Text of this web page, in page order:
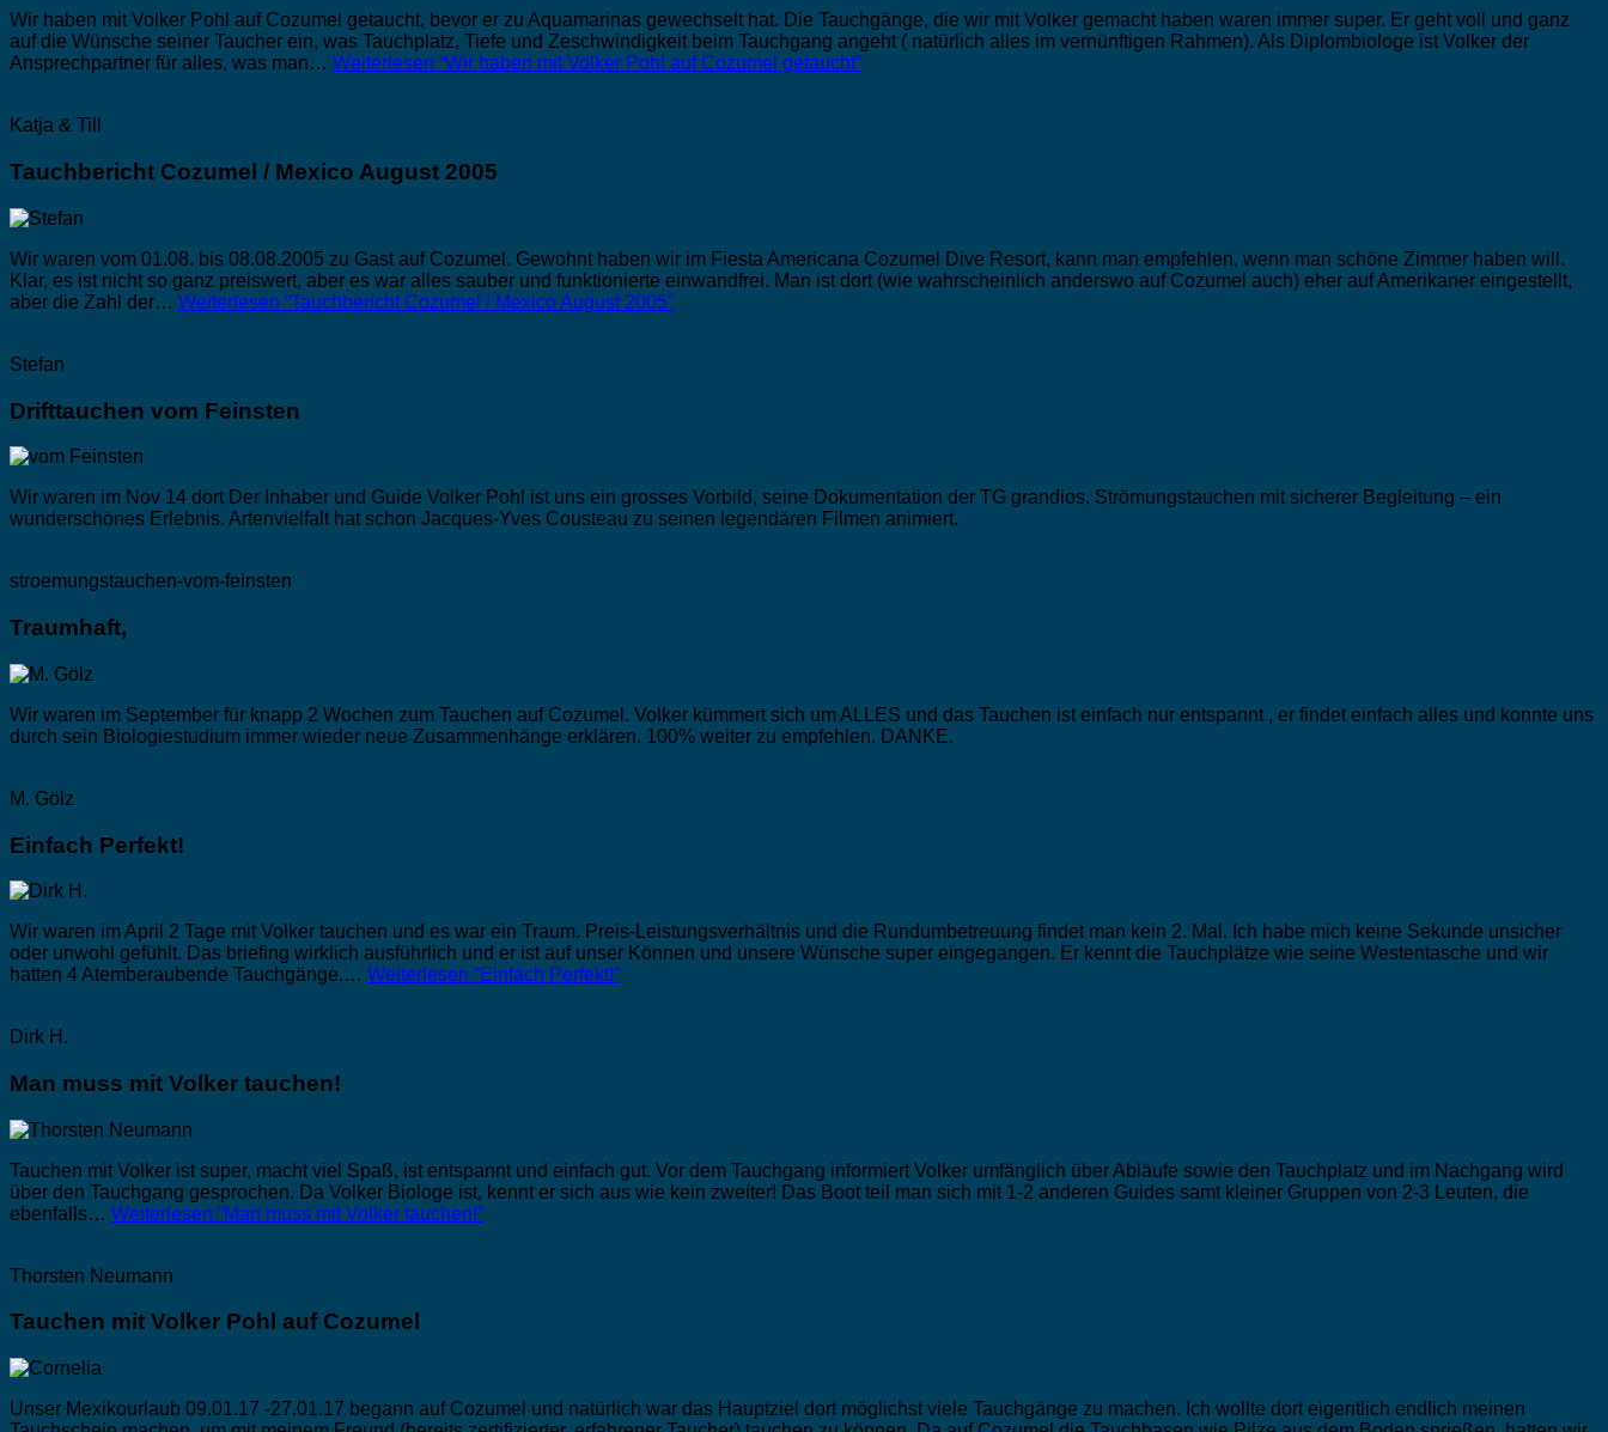
Wir haben mit Volker Pohl auf Cozumel getaucht, bevor er zu Aquamarinas gewechselt hat. Die Tauchgänge, die wir mit Volker gemacht haben waren immer super. Er geht voll und ganz
auf die Wünsche seiner Taucher ein, was Tauchplatz, Tiefe und Zeschwindigkeit beim Tauchgang angeht ( natürlich alles im vernünftigen Rahmen). Als Diplombiologe ist Volker der
Ansprechpartner für alles, was man… Weiterlesen “Wir haben mit Volker Pohl auf Cozumel getaucht”
Katja & Till
Tauchbericht Cozumel / Mexico August 2005
Wir waren vom 01.08. bis 08.08.2005 zu Gast auf Cozumel. Gewohnt haben wir im Fiesta Americana Cozumel Dive Resort, kann man empfehlen, wenn man schöne Zimmer haben will.
Klar, es ist nicht so ganz preiswert, aber es war alles sauber und funktionierte einwandfrei. Man ist dort (wie wahrscheinlich anderswo auf Cozumel auch) eher auf Amerikaner eingestellt,
aber die Zahl der… Weiterlesen “Tauchbericht Cozumel / Mexico August 2005”
Stefan
Drifttauchen vom Feinsten
Wir waren im Nov 14 dort Der Inhaber und Guide Volker Pohl ist uns ein grosses Vorbild, seine Dokumentation der TG grandios. Strömungstauchen mit sicherer Begleitung – ein
wunderschönes Erlebnis. Artenvielfalt hat schon Jacques-Yves Cousteau zu seinen legendären Filmen animiert.
stroemungstauchen-vom-feinsten
Traumhaft,
Wir waren im September für knapp 2 Wochen zum Tauchen auf Cozumel. Volker kümmert sich um ALLES und das Tauchen ist einfach nur entspannt , er findet einfach alles und konnte uns
durch sein Biologiestudium immer wieder neue Zusammenhänge erklären. 100% weiter zu empfehlen. DANKE.
M. Gölz
Einfach Perfekt!
Wir waren im April 2 Tage mit Volker tauchen und es war ein Traum. Preis-Leistungsverhältnis und die Rundumbetreuung findet man kein 2. Mal. Ich habe mich keine Sekunde unsicher
oder unwohl gefühlt. Das briefing wirklich ausführlich und er ist auf unser Können und unsere Wünsche super eingegangen. Er kennt die Tauchplätze wie seine Westentasche und wir
hatten 4 Atemberaubende Tauchgänge.… Weiterlesen “Einfach Perfekt!”
Dirk H.
Man muss mit Volker tauchen!
Tauchen mit Volker ist super, macht viel Spaß, ist entspannt und einfach gut. Vor dem Tauchgang informiert Volker umfänglich über Abläufe sowie den Tauchplatz und im Nachgang wird
über den Tauchgang gesprochen. Da Volker Biologe ist, kennt er sich aus wie kein zweiter! Das Boot teil man sich mit 1-2 anderen Guides samt kleiner Gruppen von 2-3 Leuten, die
ebenfalls… Weiterlesen “Man muss mit Volker tauchen!”
Thorsten Neumann
Tauchen mit Volker Pohl auf Cozumel
Unser Mexikourlaub 09.01.17 -27.01.17 begann auf Cozumel und natürlich war das Hauptziel dort möglichst viele Tauchgänge zu machen. Ich wollte dort eigentlich endlich meinen